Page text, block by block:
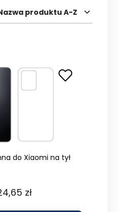
produktu A-Z
do Xiaomi na tył
zł